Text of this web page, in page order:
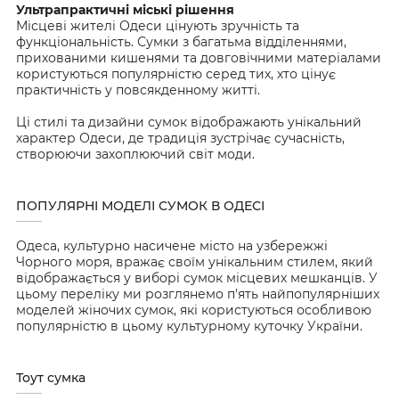
Ультрапрактичні міські рішення
Місцеві жителі Одеси цінують зручність та
функціональність. Сумки з багатьма відділеннями,
прихованими кишенями та довговічними матеріалами
користуються популярністю серед тих, хто цінує
практичність у повсякденному житті.
Ці стилі та дизайни сумок відображають унікальний
характер Одеси, де традиція зустрічає сучасність,
створюючи захоплюючий світ моди.
ПОПУЛЯРНІ МОДЕЛІ СУМОК В ОДЕСІ
Одеса, культурно насичене місто на узбережжі
Чорного моря, вражає своїм унікальним стилем, який
відображається у виборі сумок місцевих мешканців. У
цьому переліку ми розглянемо п'ять найпопулярніших
моделей жіночих сумок, які користуються особливою
популярністю в цьому культурному куточку України.
Тоут сумка